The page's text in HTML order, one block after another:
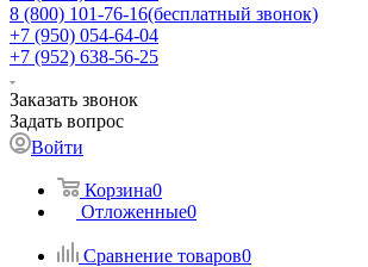
8 (800) 101-76-16(бесплатный звонок)
+7 (950) 054-64-04
+7 (952) 638-56-25
Заказать звонок
Задать вопрос
Войти
Корзина0
Отложенные0
Сравнение товаров0